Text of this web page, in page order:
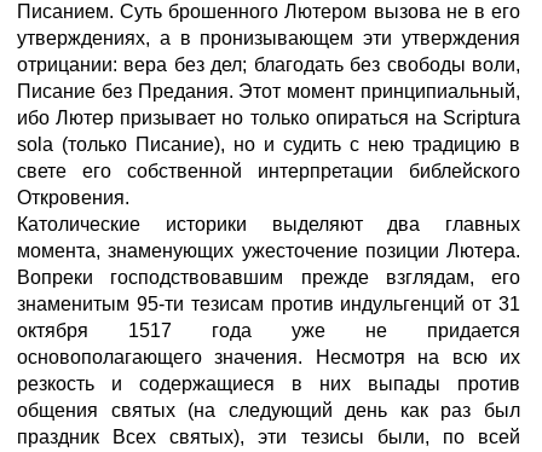
Писанием. Суть брошенного Лютером вызова не в его
утверждениях, а в пронизывающем эти утверждения
отрицании: вера без дел; благодать без свободы воли,
Писание без Предания. Этот момент принципиальный,
ибо Лютер призывает но только опираться на Scriptura
sola (только Писание), но и судить с нею традицию в
свете его собственной интерпретации библейского
Откровения.
Католические историки выделяют два главных
момента, знаменующих ужесточение позиции Лютера.
Вопреки господствовавшим прежде взглядам, его
знаменитым 95-ти тезисам против индульгенций от 31
октября 1517 года уже не придается
основополагающего значения. Несмотря на всю их
резкость и содержащиеся в них выпады против
общения святых (на следующий день как раз был
праздник Всех святых), эти тезисы были, по всей